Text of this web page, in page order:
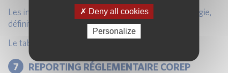
Les indicateurs-clés de risque opérationnel : typologie,
définition et mise en œuvre.
Le tableau de bord Risque Opérationnel.
7 REPORTING RÉGLEMENTAIRE COREP
Deny all cookies
Personalize